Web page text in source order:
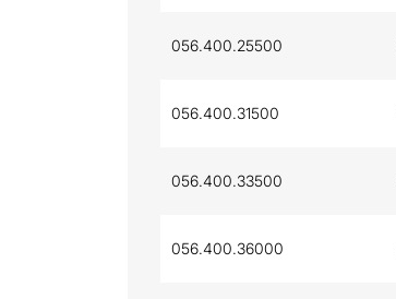
056.400.25500
056.400.31500
056.400.33500
056.400.36000